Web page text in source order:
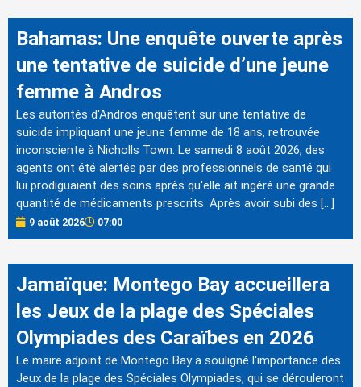
Bahamas: Une enquête ouverte après
une tentative de suicide d’une jeune
femme à Andros
Les autorités d'Andros enquêtent sur une tentative de
suicide impliquant une jeune femme de 18 ans, retrouvée
inconsciente à Nicholls Town. Le samedi 8 août 2026, des
agents ont été alertés par des professionnels de santé qui
lui prodiguaient des soins après qu'elle ait ingéré une grande
quantité de médicaments prescrits. Après avoir subi des […]
9 août 2026 07:00
Jamaïque: Montego Bay accueillera
les Jeux de la plage des Spéciales
Olympiades des Caraïbes en 2026
Le maire adjoint de Montego Bay a souligné l'importance des
Jeux de la plage des Spéciales Olympiades, qui se dérouleront